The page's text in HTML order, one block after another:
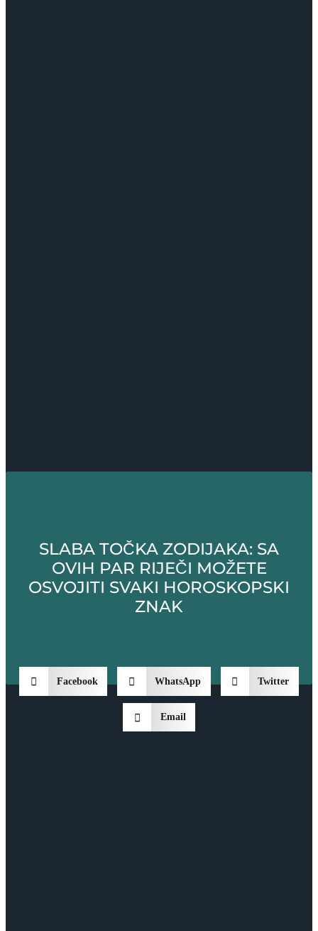
SLABA TOČKA ZODIJAKA: SA
OVIH PAR RIJEČI MOŽETE
OSVOJITI SVAKI HOROSKOPSKI
ZNAK
Facebook WhatsApp Twitter
Email